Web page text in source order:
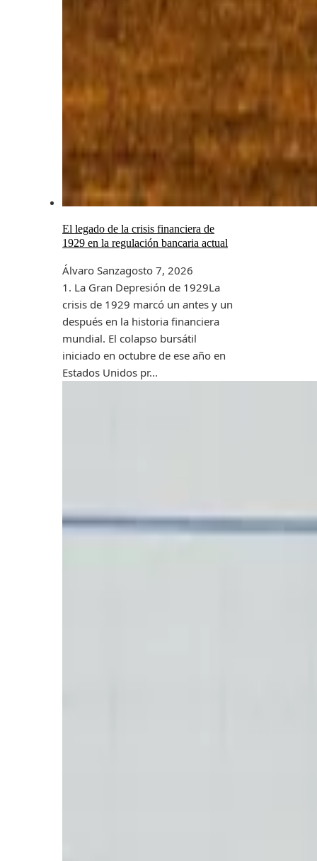
El legado de la crisis financiera de
1929 en la regulación bancaria actual
Álvaro Sanzagosto 7, 2026
1. La Gran Depresión de 1929La
crisis de 1929 marcó un antes y un
después en la historia financiera
mundial. El colapso bursátil
iniciado en octubre de ese año en
Estados Unidos pr...